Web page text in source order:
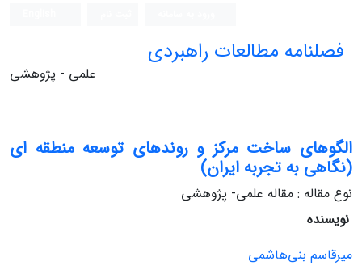
فصلنامه مطالعات راهبردی
علمی - پژوهشی
الگوهای ساخت مرکز و روندهای توسعه منطقه‎ ای
(نگاهی به تجربه ایران)
نوع مقاله : مقاله علمی- پژوهشی
نویسنده
میرقاسم بنی‏‌هاشمی